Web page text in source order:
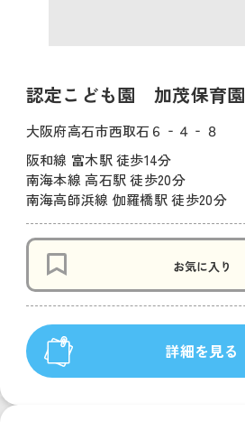
認定こども園 加茂保育園
大阪府高石市西取石６‐４‐８
阪和線 富木駅 徒歩14分
南海本線 高石駅 徒歩20分
南海高師浜線 伽羅橋駅 徒歩20分
お気に入り
詳細を見る